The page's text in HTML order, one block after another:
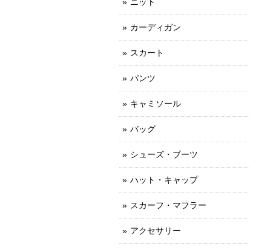
カーディガン
スカート
パンツ
キャミソール
バッグ
シューズ・ブーツ
ハット・キャップ
スカーフ・マフラー
アクセサリー